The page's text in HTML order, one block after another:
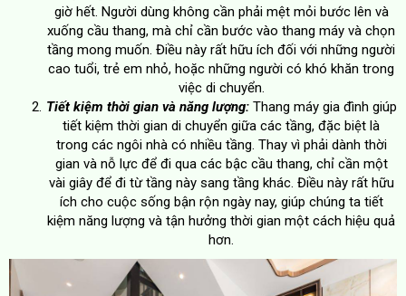
giờ hết. Người dùng không cần phải mệt mỏi bước lên và
xuống cầu thang, mà chỉ cần bước vào thang máy và chọn
tầng mong muốn. Điều này rất hữu ích đối với những người
cao tuổi, trẻ em nhỏ, hoặc những người có khó khăn trong
việc di chuyển.
Tiết kiệm thời gian và năng lượng:Thang máy gia đình giúp
tiết kiệm thời gian di chuyển giữa các tầng, đặc biệt là
trong các ngôi nhà có nhiều tầng. Thay vì phải dành thời
gian và nỗ lực để đi qua các bậc cầu thang, chỉ cần một
vài giây để đi từ tầng này sang tầng khác. Điều này rất hữu
ích cho cuộc sống bận rộn ngày nay, giúp chúng ta tiết
kiệm năng lượng và tận hưởng thời gian một cách hiệu quả
hơn.